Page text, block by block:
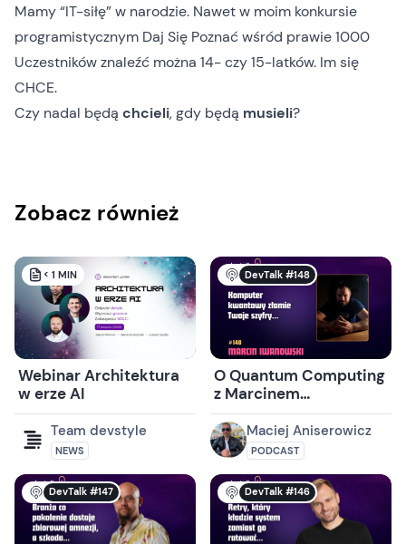
Mamy “IT-siłę” w narodzie. Nawet w moim konkursie
programistycznym Daj Się Poznaćwśród prawie 1000
Uczestników znaleźć można 14- czy 15-latków. Im się
CHCE.
Czy nadal będą chcieli, gdy będą musieli?
Zobacz również
< 1 MIN
Webinar Architektura
w erze AI
Team devstyle
NEWS
DevTalk #148
O Quantum Computing
z Marcinem
Iwanowskim
Maciej Aniserowicz
PODCAST
DevTalk #147 DevTalk #146